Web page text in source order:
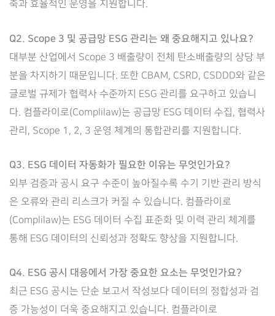
축과 효율적인 운영을 지원합니다.
Q2. Scope 3 및 공급망 ESG 관리는 왜 중요해지고 있나요?
대부분 산업에서 Scope 3 배출량이 전체 탄소배출량의 상당 부
분을 차지하기 때문입니다. 또한 CBAM, CSRD, CSDDD와 같은
글로벌 규제가 협력사 수준까지 ESG 관리를 요구하고 있습니
다. 컴플라이로(Complilaw)는 공급망 ESG 데이터 수집, 협력사
관리, Scope 1, 2, 3 운영 체계의 통합관리를 지원합니다.
Q3. ESG 데이터 자동화가 필요한 이유는 무엇인가요?
외부 검증과 공시 요구 수준이 높아질수록 수기 기반 관리 방식
은 오류와 관리 리스크가 커질 수 있습니다. 컴플라이로
(Complilaw)는 ESG 데이터 수집 표준화 및 이력 관리 체계를
통해 ESG 데이터의 신뢰성과 정확도 향상을 지원합니다.
Q4. ESG 공시 대응에서 가장 중요한 요소는 무엇인가요?
최근 ESG 공시는 단순 보고서 작성보다 데이터의 정합성과 검
증 가능성이 더욱 중요해지고 있습니다. 컴플라이로